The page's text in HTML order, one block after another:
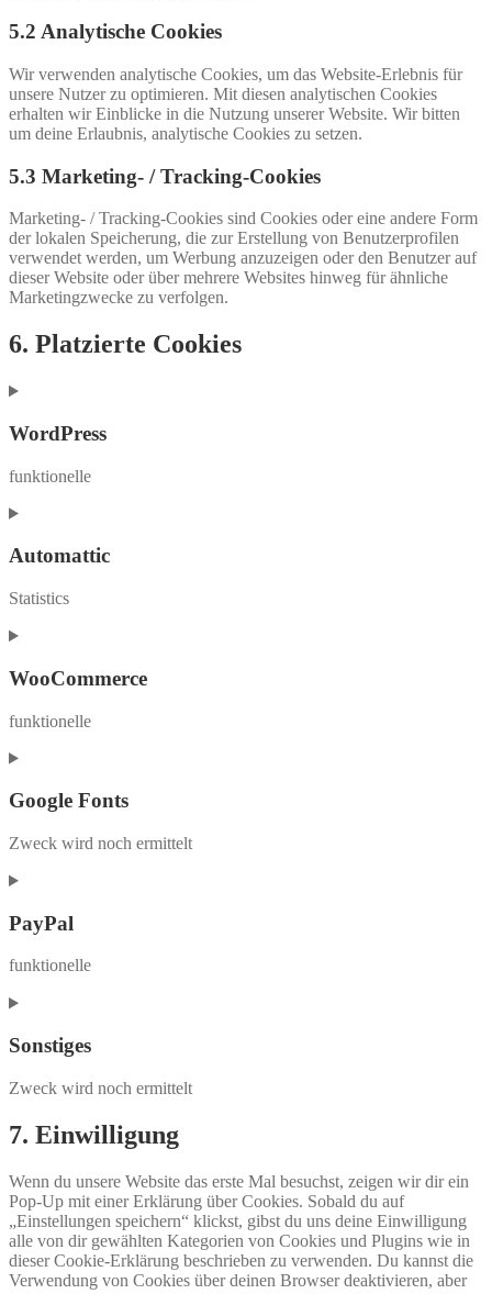
5.2 Analytische Cookies
Wir verwenden analytische Cookies, um das Website-Erlebnis für
unsere Nutzer zu optimieren. Mit diesen analytischen Cookies
erhalten wir Einblicke in die Nutzung unserer Website. Wir bitten
um deine Erlaubnis, analytische Cookies zu setzen.
5.3 Marketing- / Tracking-Cookies
Marketing- / Tracking-Cookies sind Cookies oder eine andere Form
der lokalen Speicherung, die zur Erstellung von Benutzerprofilen
verwendet werden, um Werbung anzuzeigen oder den Benutzer auf
dieser Website oder über mehrere Websites hinweg für ähnliche
Marketingzwecke zu verfolgen.
6. Platzierte Cookies
WordPress
funktionelle
Consent
service
Automattic
Statistics
Consent
service
WooCommerce
funktionelle
Consent
service
woocommerce
Google Fonts
Zweck wird noch ermittelt
Consent
service
google-
fonts
PayPal
funktionelle
Consent
service
Sonstiges
Zweck wird noch ermittelt
Consent
to
sonstiges
7. Einwilligung
Wenn du unsere Website das erste Mal besuchst, zeigen wir dir ein
Pop-Up mit einer Erklärung über Cookies. Sobald du auf
„Einstellungen speichern“ klickst, gibst du uns deine Einwilligung
alle von dir gewählten Kategorien von Cookies und Plugins wie in
dieser Cookie-Erklärung beschrieben zu verwenden. Du kannst die
Verwendung von Cookies über deinen Browser deaktivieren, aber